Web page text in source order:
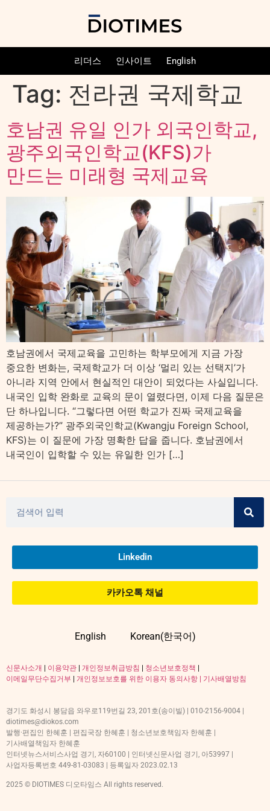
리더스 인사이트 English
Tag: 전라권 국제학교
호남권 유일 인가 외국인학교,
광주외국인학교(KFS)가
만드는 미래형 국제교육
호남권에서 국제교육을 고민하는 학부모에게 지금 가장
중요한 변화는, 국제학교가 더 이상 ‘멀리 있는 선택지’가
아니라 지역 안에서 현실적인 대안이 되었다는 사실입니다.
내국인 입학 완화로 교육의 문이 열렸다면, 이제 다음 질문은
단 하나입니다. “그렇다면 어떤 학교가 진짜 국제교육을
제공하는가?” 광주외국인학교(Kwangju Foreign School,
KFS)는 이 질문에 가장 명확한 답을 줍니다. 호남권에서
내국인이 입학할 수 있는 유일한 인가 […]
Linkedin
카카오톡 채널
English Korean(한국어)
신문사소개 이용약관 개인정보취급방침 청소년보호정책
이메일무단수집거부
개인정보보호를 위한 이용자 동의사항 | 기사배열방침
경기도 화성시 봉담읍 와우로119번길 23, 201호(송이빌) | 010-2156-9004 |
diotimes@diokos.com
발행·편집인 한혜훈 | 편집국장 한혜훈 | 청소년보호책임자 한혜훈 |
기사배열책임자 한혜훈
인터넷뉴스서비스사업 경기, 자60100 | 인터넷신문사업 경기, 아53997 |
사업자등록번호 449-81-03083 | 등록일자 2023.02.13
2025 © DIOTIMES 디오타임스 All rights reserved.